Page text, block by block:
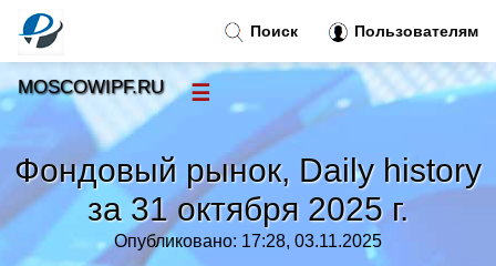
Фондовый рынок, Daily history
за 31 октября 2025 г.
Опубликовано: 17:28, 03.11.2025
Поиск Пользователям
MOSCOWIPF.RU ☰
Новости
Тренды новостей »
Рубрики»